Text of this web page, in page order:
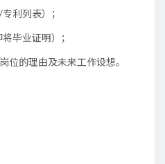
利列表）；
毕业证明）；
位的理由及未来工作设想。